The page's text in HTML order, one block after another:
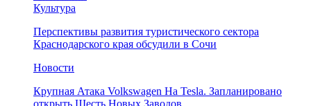
Культура
Перспективы развития туристического сектора
Краснодарского края обсудили в Сочи
Новости
Крупная Атака Volkswagen На Tesla. Запланировано
открыть Шесть Новых Заводов